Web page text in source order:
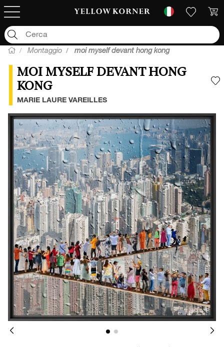
Montaggio moi myself devant hong kong
MOI MYSELF DEVANT HONG
KONG
MARIE LAURE VAREILLES